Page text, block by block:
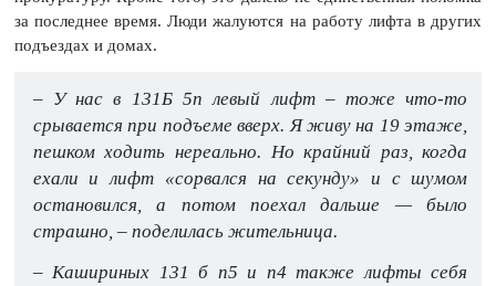
за последнее время. Люди жалуются на работу лифта в других
подъездах и домах.
– У нас в 131Б 5п левый лифт – тоже что-то
срывается при подъеме вверх. Я живу на 19 этаже,
пешком ходить нереально. Но крайний раз, когда
ехали и лифт «сорвался на секунду» и с шумом
остановился, а потом поехал дальше — было
страшно, – поделилась жительница.
– Кашириных 131 б п5 и п4 также лифты себя